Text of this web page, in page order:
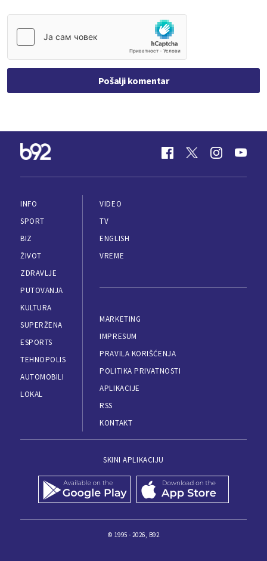
Pošalji komentar
INFO
SPORT
BIZ
ŽIVOT
ZDRAVLJE
PUTOVANJA
KULTURA
SUPERŽENA
ESPORTS
TEHNOPOLIS
AUTOMOBILI
LOKAL
VIDEO
TV
ENGLISH
VREME
MARKETING
IMPRESUM
PRAVILA KORIŠĆENJA
POLITIKA PRIVATNOSTI
APLIKACIJE
RSS
KONTAKT
SKINI APLIKACIJU
© 1995 - 2026, B92